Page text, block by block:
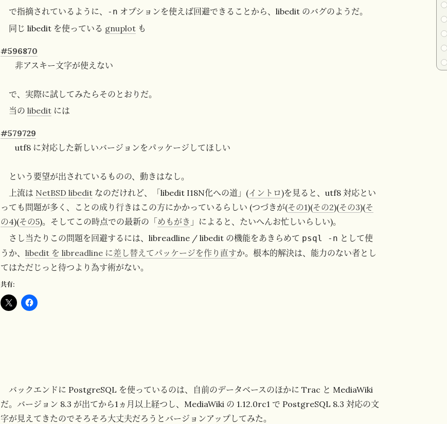
で指摘されているように、 -n オプションを使えば回避できることから、libedit のバグのようだ。
同じ libedit を使っている gnuplot も
#596870
非アスキー文字が使えない
で、実際に試してみたらそのとおりだ。
当のlibedit には
#579729
utf8 に対応した新しいバージョンをパッケージしてほしい
という要望が出されているものの、動きはなし。
上流は NetBSD libedit なのだけれど、「libedit I18N化への道」(イントロ)を見ると、utf8 対応とい
っても問題が多く、ことの成り行きはこの方にかかっているらしい (つづきが(その1)(その2)(その3)(そ
の4)(その5)。そしてこの時点での最新の「 めもがき 」によると、たいへんお忙しいらしい)。
さし当たりこの問題を回避するには、libreadline / libedit の機能をあきらめて psql -n として使
うか、libedit を libreadline に差し替えてパッケージを作り直すか。根本的解決は、能力のない者とし
てはただじっと待つより為す術がない。
共有:
バックエンドに PostgreSQL を使っているのは、自前のデータベースのほかに Trac と MediaWiki
だ。バージョン 8.3 が出てから1ヵ月以上経つし、MediaWiki の 1.12.0rc1 で PostgreSQL 8.3 対応の文
字が見えてきたのでそろそろ大丈夫だろうとバージョンアップしてみた。